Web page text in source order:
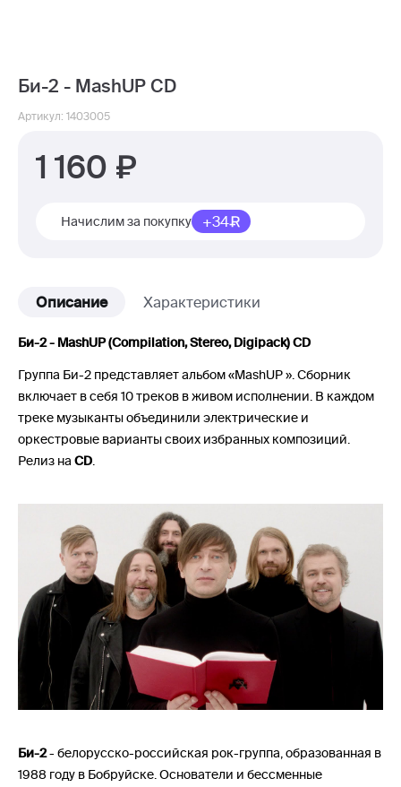
Би-2 - MashUP CD
Артикул: 1403005
1 160
Начислим за покупку +34
Описание Характеристики
Би-2 - MashUP (Compilation, Stereo, Digipack) CD
Группа Би-2 представляет альбом «MashUP ». Сборник
включает в себя 10 треков в живом исполнении. В каждом
треке музыканты объединили электрические и
оркестровые варианты своих избранных композиций.
Релиз на CD
Би-2- белорусско-российская рок-группа, образованная в
1988 году в Бобруйске. Основатели и бессменные